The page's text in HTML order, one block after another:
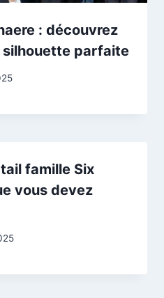
: découvrez
silhouette parfaite
famille Six
vous devez